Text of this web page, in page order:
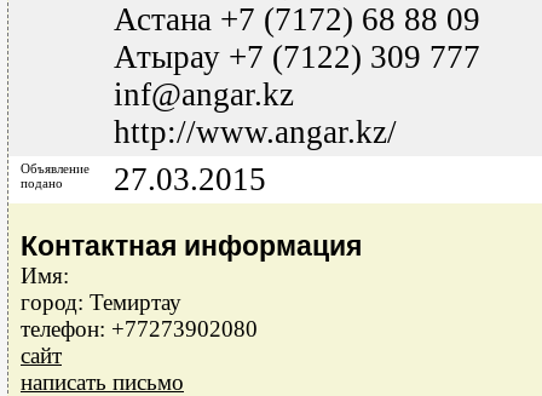
Астана +7 (7172) 68 88 09
Атырау +7 (7122) 309 777
inf@angar.kz
http://www.angar.kz/
Объявление
подано
27.03.2015
Контактная информация
Имя:
город: Темиртау
телефон: +77273902080
сайт
написать письмо